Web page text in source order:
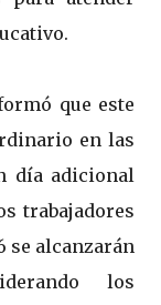
que este
en las
día adicional
trabajadores
se alcanzarán
los